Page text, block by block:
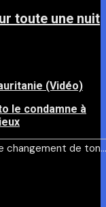
toute une nuit
(Vidéo)
le condamne à